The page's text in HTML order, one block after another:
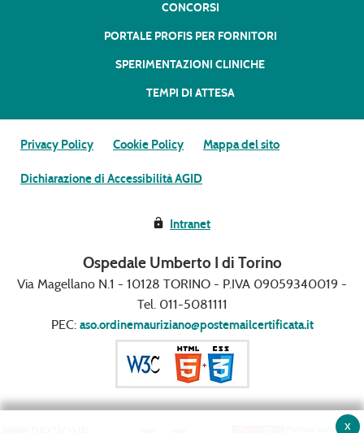
CONCORSI
PORTALE PROFIS PER FORNITORI
SPERIMENTAZIONI CLINICHE
TEMPI DI ATTESA
Privacy Policy Cookie Policy Mappa del sito
Dichiarazione di Accessibilità AGID
Intranet
Ospedale Umberto I di Torino
Via Magellano N.1 - 10128 TORINO - P.IVA 09059340019 -
Tel. 011-5081111
PEC: aso.ordinemauriziano@postemailcertificata.it
x